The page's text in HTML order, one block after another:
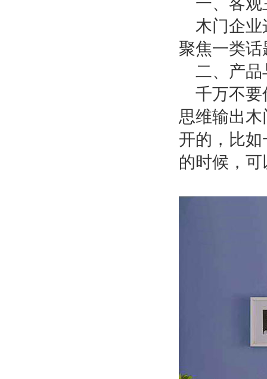
木门企业
聚焦一类
二、产品
千万不要
思维输出
开的，比
的时候，